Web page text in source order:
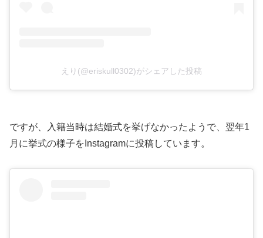
えり(@eriskull0302)がシェアした投稿
ですが、入籍当時は結婚式を挙げなかったようで、翌年1
月に挙式の様子をInstagramに投稿しています。